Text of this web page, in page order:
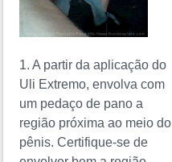
1. A partir da aplicação do
Uli Extremo, envolva com
um pedaço de pano a
região próxima ao meio do
pênis. Certifique-se de